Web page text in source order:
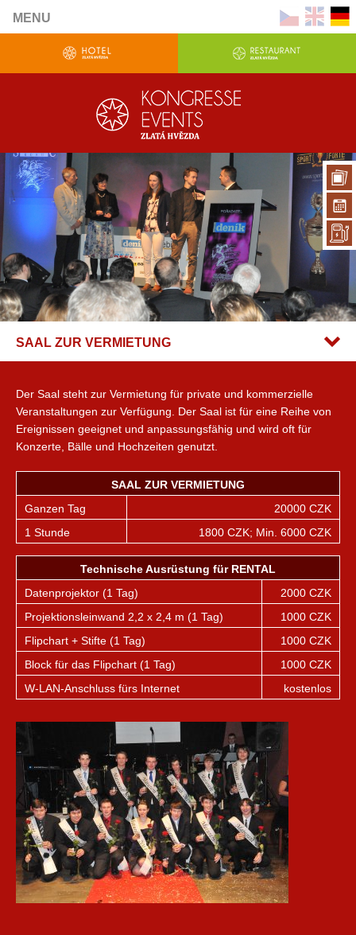
MENU
SAAL ZUR VERMIETUNG
Der Saal steht zur Vermietung für private und kommerzielle
Veranstaltungen zur Verfügung. Der Saal ist für eine Reihe von
Ereignissen geeignet und anpassungsfähig und wird oft für
Konzerte, Bälle und Hochzeiten genutzt.
SAAL ZUR VERMIETUNG
Ganzen Tag
20000 CZK
1 Stunde
1800 CZK; Min. 6000 CZK
Technische Ausrüstung für RENTAL
Datenprojektor (1 Tag)
2000 CZK
Projektionsleinwand 2,2 x 2,4 m (1 Tag)
1000 CZK
Flipchart + Stifte (1 Tag)
1000 CZK
Block für das Flipchart (1 Tag)
1000 CZK
W-LAN-Anschluss fürs Internet
kostenlos